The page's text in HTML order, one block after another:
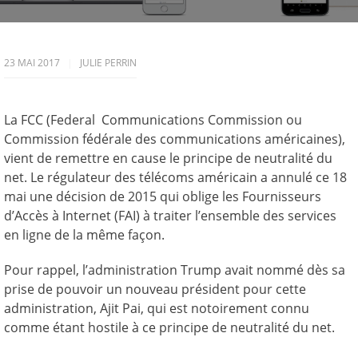
23 MAI 2017 JULIE PERRIN
La FCC (Federal Communications Commission ou
Commission fédérale des communications américaines),
vient de remettre en cause le principe de neutralité du
net. Le régulateur des télécoms américain a annulé ce 18
mai une décision de 2015 qui oblige les Fournisseurs
d’Accès à Internet (FAI) à traiter l’ensemble des services
en ligne de la même façon.
Pour rappel, l’administration Trump avait nommé dès sa
prise de pouvoir un nouveau président pour cette
administration, Ajit Pai, qui est notoirement connu
comme étant hostile à ce principe de neutralité du net.